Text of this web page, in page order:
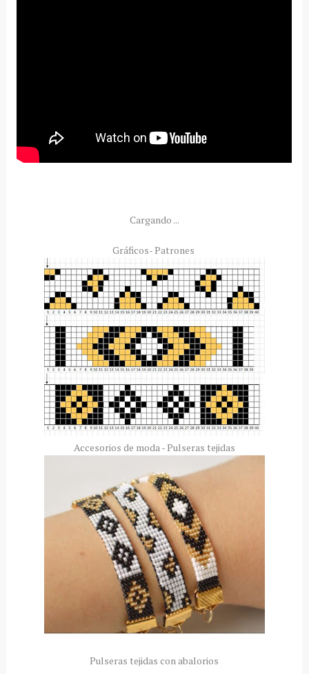
Cargando ...
Gráficos- Patrones
Accesorios de moda - Pulseras tejidas
Pulseras tejidas con abalorios